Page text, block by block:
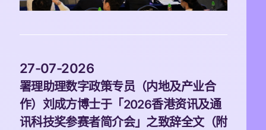
27-07-2026
署理助理数字政策专员（内地及产业合
作）刘成方博士于「2026香港资讯及通
讯科技奖参赛者简介会」之致辞全文（附